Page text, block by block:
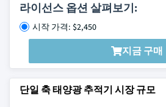
라이선스 옵션 살펴보기:
시작 가격: $2,450
지금 구매
단일 축 태양광 추적기 시장 규모